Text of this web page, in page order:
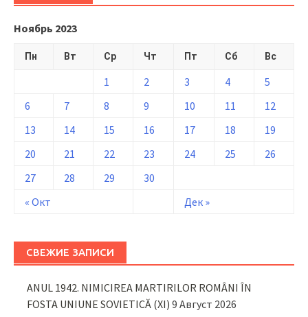
Ноябрь 2023
Пн Вт Ср Чт Пт Сб Вс
« Окт Дек »
1 2 3 4
5
6
7 8 9 10 11
12
13
14 15 16 17 18
19
20
21 22 23 24 25
26
27
28 29 30
СВЕЖИЕ ЗАПИСИ
ANUL 1942. NIMICIREA MARTIRILOR ROMÂNI ÎN
FOSTA UNIUNE SOVIETICĂ (XI) 9 Август 2026